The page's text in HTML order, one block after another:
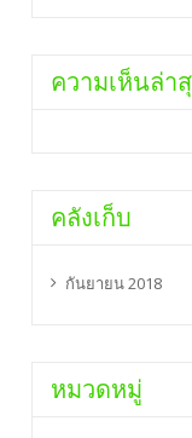
ความเห็นล่า
คลังเก็บ
กันยายน 2018
หมวดหมู่